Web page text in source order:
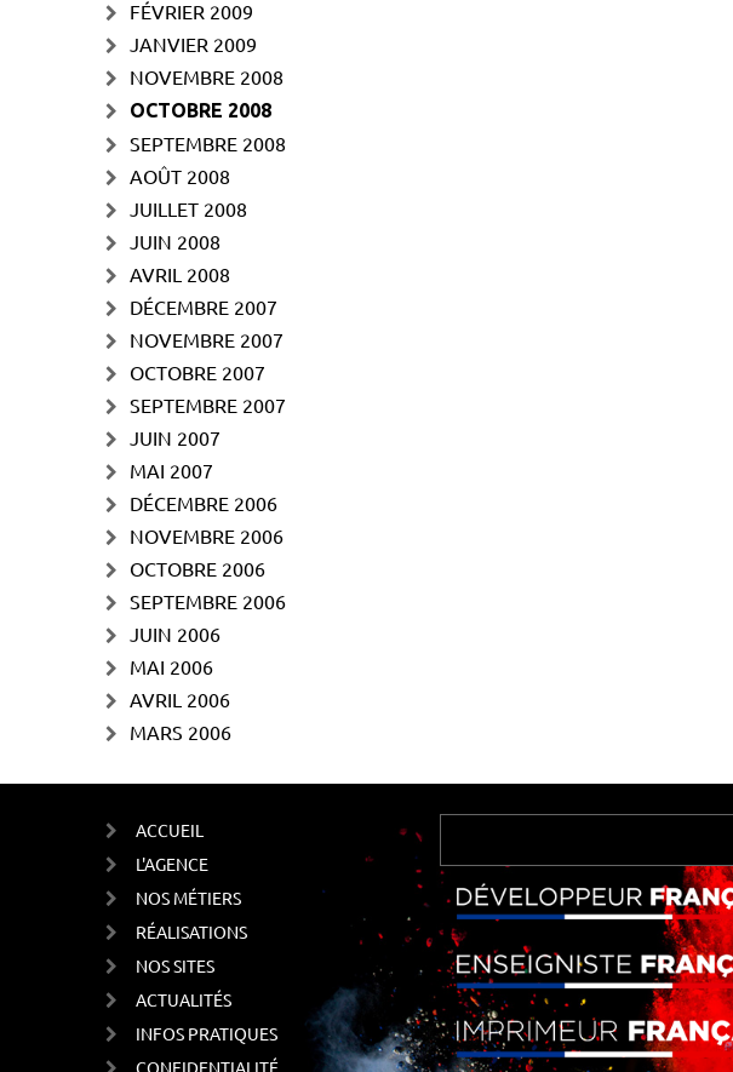
FÉVRIER 2009
JANVIER 2009
NOVEMBRE 2008
OCTOBRE 2008
SEPTEMBRE 2008
AOÛT 2008
JUILLET 2008
JUIN 2008
AVRIL 2008
DÉCEMBRE 2007
NOVEMBRE 2007
OCTOBRE 2007
SEPTEMBRE 2007
JUIN 2007
MAI 2007
DÉCEMBRE 2006
NOVEMBRE 2006
OCTOBRE 2006
SEPTEMBRE 2006
JUIN 2006
MAI 2006
AVRIL 2006
MARS 2006
ACCUEIL
L'AGENCE
NOS MÉTIERS
RÉALISATIONS
NOS SITES
ACTUALITÉS
INFOS PRATIQUES
CONFIDENTIALITÉ